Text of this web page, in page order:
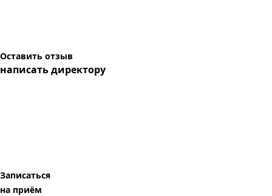
Оставить отзыв
написать директору
Записаться
на приём